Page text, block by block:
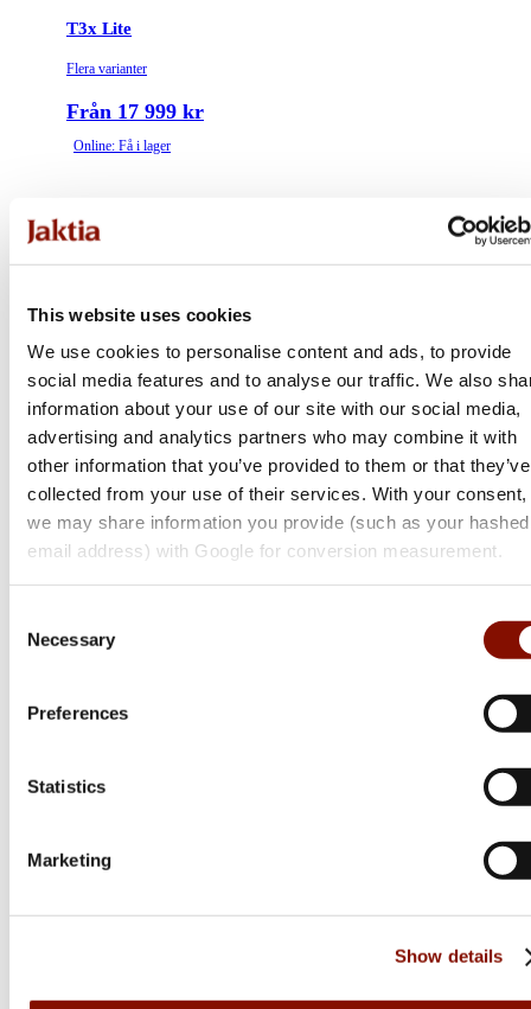
This website uses cookies
We use cookies to personalise content and ads, to provide
social media features and to analyse our traffic. We also
information about your use of our site with our social media,
advertising and analytics partners who may combine it with
other information that you’ve provided to them or that they’ve
collected from your use of their services. With your consent,
we may share information you provide (such as your hashed
email address) with Google for conversion measurement.
Selection
Necessary
Preferences
Statistics
Marketing
Show details
T3x Lite
Flera varianter
Från 17 999 kr
Online: Få i lager
S20 | Hunter
Från 24 999 kr